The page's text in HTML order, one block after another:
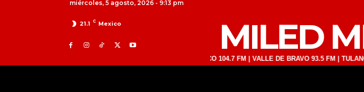
miércoles, 5 agosto, 2026 - 9:13 pm
21.1 C Mexico MILED
TOLUCA 98.9 FM | ATLACOMULCO 104.7 FM | VALLE DE BRAVO 93.5 FM |